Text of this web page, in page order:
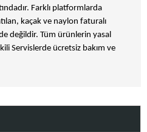
Farklı platformlarda
kaçak ve naylon faturalı
değildir. Tüm ürünlerin yasal
Servislerde ücretsiz bakım ve